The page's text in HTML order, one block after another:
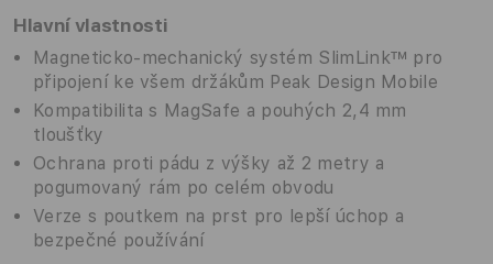
Hlavní vlastnosti
Magneticko-mechanický systém SlimLink™ pro
připojení ke všem držákům Peak Design Mobile
Kompatibilita s MagSafe a pouhých 2,4 mm
tloušťky
Ochrana proti pádu z výšky až 2 metry a
pogumovaný rám po celém obvodu
Verze s poutkem na prst pro lepší úchop a
bezpečné používání